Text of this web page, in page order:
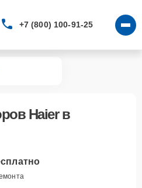
+7 (800) 100-91-25
Haierв